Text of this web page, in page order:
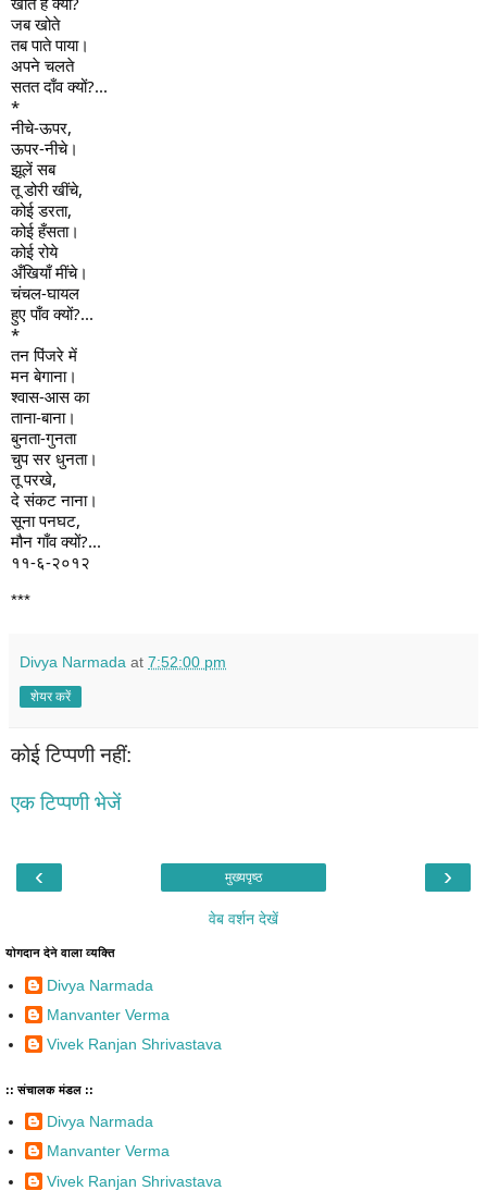
जब खोते
तब पाते पाया।
अपने चलते
सतत दाँव क्यों?...
*
नीचे-ऊपर,
ऊपर-नीचे।
झूलें सब
तू डोरी खींचे,
कोई डरता,
कोई हँसता।
कोई रोये
अँखियाँ मींचे।
चंचल-घायल
हुए पाँव क्यों?...
*
तन पिंजरे में
मन बेगाना।
श्वास-आस का
ताना-बाना।
बुनता-गुनता
चुप सर धुनता।
तू परखे,
दे संकट नाना।
सूना पनघट,
मौन गाँव क्यों?...
११-६-२०१२
***
Divya Narmada at 7:52:00 pm
शेयर करें
कोई टिप्पणी नहीं:
एक टिप्पणी भेजें
‹ ›
मुख्यपृष्ठ
वेब वर्शन देखें
योगदान देने वाला व्यक्ति
Divya Narmada
Manvanter Verma
Vivek Ranjan Shrivastava
:: संचालक मंडल ::
Divya Narmada
Manvanter Verma
Vivek Ranjan Shrivastava